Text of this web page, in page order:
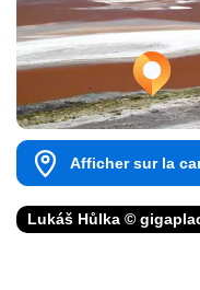
Afficher sur la
Lukáš Hůlka ©